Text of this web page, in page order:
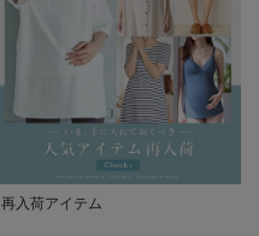
再入荷アイテム